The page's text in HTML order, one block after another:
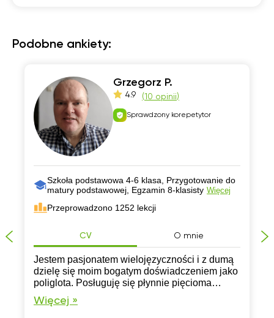
Podobne ankiety:
Grzegorz P.
4.9 (10 opinii)
Sprawdzony korepetytor
Szkoła podstawowa 4-6 klasa, Przygotowanie do
matury podstawowej, Egzamin 8-klasisty Więcej
Przeprowadzono 1252 lekcji
CV O mnie
Jestem pasjonatem wielojęzyczności i z dumą
dzielę się moim bogatym doświadczeniem jako
poliglota. Posługuję się płynnie pięcioma
językami, obejmując angielski i niemiecki, a
także włoski, słowacki i rosyjski.
Więcej »